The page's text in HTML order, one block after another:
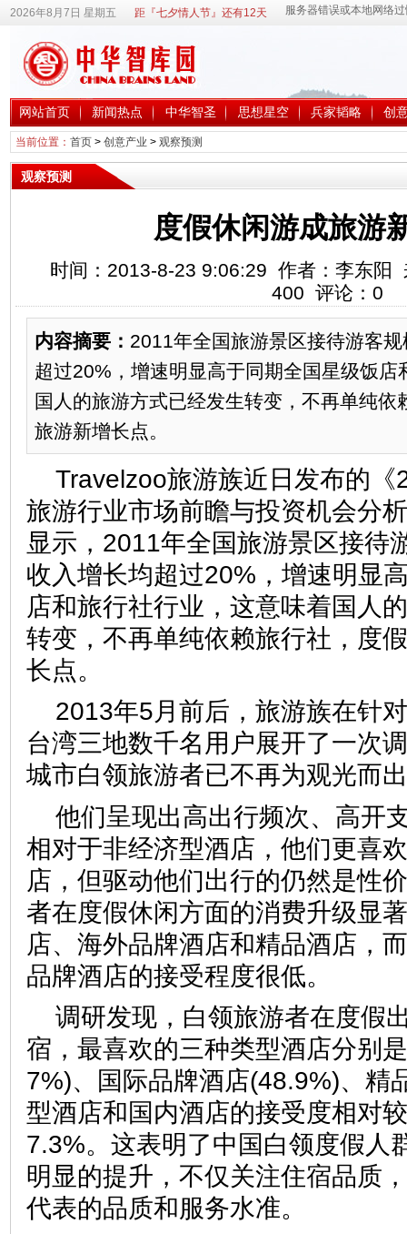
2026年8月7日 星期五 距『七夕情人节』还有12天
网站首页 新闻热点 中华智圣 思想星空 兵家韬略 创
当前位置： 首页> 创意产业 > 观察预测
观察预测
度假休闲游成旅游
时间：2013-8-23 9:06:29 作者：李东阳
400 评论： 0
内容摘要： 2011年全国旅游景区接待游客
超过20%，增速明显高于同期全国星级饭店
国人的旅游方式已经发生转变，不再单纯依
旅游新增长点。
Travelzoo旅游族近日发布的
旅游行业市场前瞻与投资机会分
显示，2011年全国旅游景区接待
收入增长均超过20%，增速明显
店和旅行社行业，这意味着国人
转变，不再单纯依赖旅行社，度
长点。
2013年5月前后，旅游族在针
台湾三地数千名用户展开了一次
城市白领旅游者已不再为观光而
他们呈现出高出行频次、高开
相对于非经济型酒店，他们更喜
店，但驱动他们出行的仍然是性
者在度假休闲方面的消费升级显
店、海外品牌酒店和精品酒店，
品牌酒店的接受程度很低。
调研发现，白领旅游者在度假
宿，最喜欢的三种类型酒店分别
7%)、国际品牌酒店(48.9%)、精
型酒店和国内酒店的接受度相对
7.3%。这表明了中国白领度假人
明显的提升，不仅关注住宿品质
代表的品质和服务水准。